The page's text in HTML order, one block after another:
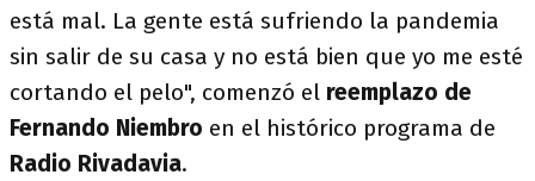
está mal. La gente está sufriendo la pandemia
sin salir de su casa y no está bien que yo me esté
cortando el pelo", comenzó el reemplazo de
Fernando Niembro en el histórico programa de
Radio Rivadavia.